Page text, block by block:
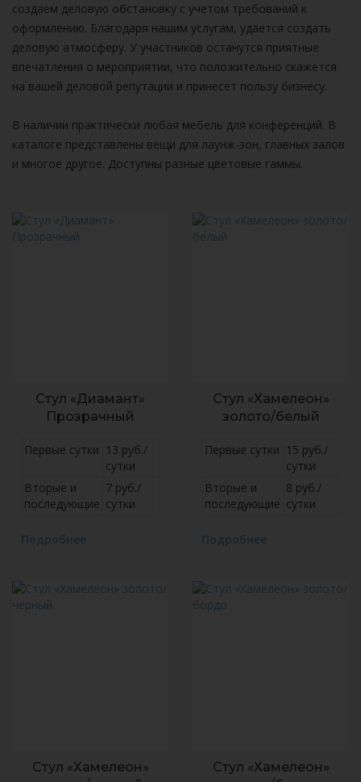
создаем деловую обстановку с учетом требований к
оформлению. Благодаря нашим услугам, удается создать
деловую атмосферу. У участников останутся приятные
впечатления о мероприятии, что положительно скажется
на вашей деловой репутации и принесет пользу бизнесу.
В наличии практически любая мебель для конференций. В
каталоге представлены вещи для лаунж-зон, главных залов
и многое другое. Доступны разные цветовые гаммы.
Стул «Диамант»
Прозрачный
Первые сутки 13 руб./
сутки
Вторые и
последующие
7 руб./
сутки
Подробнее
Стул «Хамелеон»
золото/белый
Первые сутки 15 руб./
сутки
Вторые и
последующие
8 руб./
сутки
Подробнее
Стул «Хамелеон»
Стул «Хамелеон»